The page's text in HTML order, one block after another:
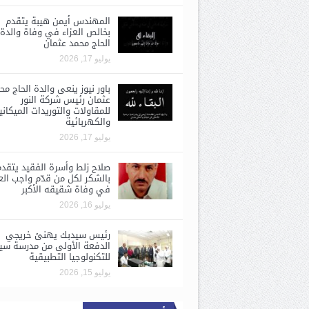
المهندس أيمن هيبة يتقدم
بخالص العزاء في وفاة والدة
الحاج محمد عثمان
يوليو 17, 2026
باور نيوز ينعى والدة الحاج
عثمان رئيس شركة النور
للمقاولات والتوريدات
والكهربائية
يوليو 17, 2026
صلاح زلط وأسرة الفقيد
بالشكر لكل من قدّم واجب
في وفاة شقيقه الأكبر
يوليو 16, 2026
رئيس سيدبك يهنئ خريجي
الدفعة الأولى من مدرسة
للتكنولوجيا التطبيقية
يوليو 15, 2026